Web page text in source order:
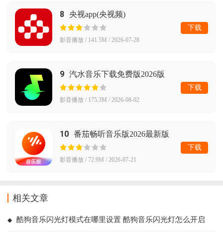
8 央视app(央视频)
影音播放 / 141.5M / 2026-07-28
下载
9 汽水音乐下载免费版2026版
影音播放 / 175.3M / 2026-08-02
下载
10 番茄畅听音乐版2026最新版
影音播放 / 72.9M / 2026-07-21
下载
相关文章
酷狗音乐闪光灯模式在哪里设置 酷狗音乐闪光灯怎么开启